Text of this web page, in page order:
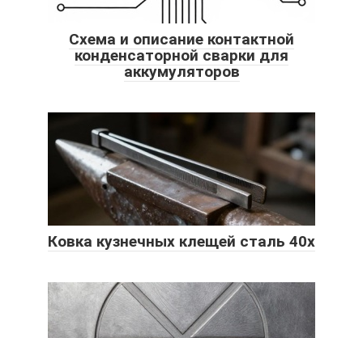
Схема и описание контактной
конденсаторной сварки для
аккумуляторов
Ковка кузнечных клещей сталь 40х